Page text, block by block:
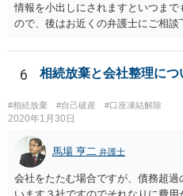
情報を小出しにされますといつま
ので、後はお近くの弁護士にご相談
6 相続放棄と会社整理につ
#相続放棄 #自己破産 #口座凍結解除
2020年1月30日
馬場 亨二 弁護士
会社をたたむ場合ですが、債務超
います３社ですのでそれなりに費